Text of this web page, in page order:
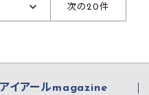
次の20件
アイアールmagazine